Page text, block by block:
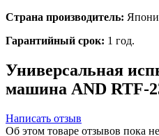
Страна производитель:
Гарантийный срок: 1 год.
Универсальная
машина AND RTF-
Написать отзыв
Об этом товаре отзывов пока